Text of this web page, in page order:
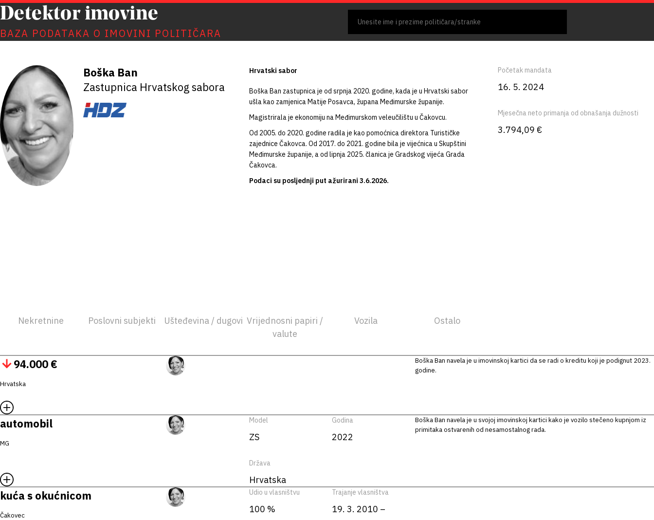
Detektor imovine
BAZA PODATAKA O IMOVINI POLITIČARA
Boška Ban
Zastupnica Hrvatskog sabora
Hrvatski sabor
Boška Ban zastupnica je od srpnja 2020. godine, kada je u Hrvatski sabor
ušla kao zamjenica Matije Posavca, župana Međimurske županije.
Magistrirala je ekonomiju na Međimurskom veleučilištu u Čakovcu.
Od 2005. do 2020. godine radila je kao pomoćnica direktora Turističke
zajednice Čakovca. Od 2017. do 2021. godine bila je vijećnica u Skupštini
Međimurske županije, a od lipnja 2025. članica je Gradskog vijeća Grada
Čakovca.
Podaci su posljednji put ažurirani 3.6.2026.
Početak mandata
16. 5. 2024
Mjesečna neto primanja od obnašanja dužnosti
3.794,09 €
Nekretnine Poslovni subjekti Ušteđevina / dugovi Vrijednosni papiri /
valute
Vozila Ostalo
94.000 €
Hrvatska
Boška Ban navela je u imovinskoj kartici da se radi o kreditu koji je podignut 2023.
godine.
automobil
MG
Model
ZS
Godina
2022
Država
Hrvatska
Boška Ban navela je u svojoj imovinskoj kartici kako je vozilo stečeno kupnjom iz
primitaka ostvarenih od nesamostalnog rada.
kuća s okućnicom
Čakovec
Udio u vlasništvu
100 %
Trajanje vlasništva
19. 3. 2010 –